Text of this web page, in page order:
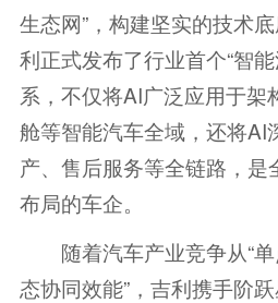
生态网”，构建坚实的技术
利正式发布了行业首个“智
系，不仅将AI广泛应用于架
舱等智能汽车全域，还将AI
产、售后服务等全链路，是
布局的车企。
随着汽车产业竞争从“单
态协同效能”，吉利携手阶